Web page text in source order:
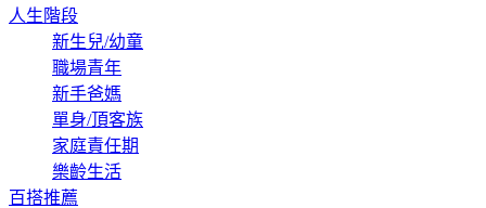
人生階段
新生兒/幼童
職場青年
新手爸媽
單身/頂客族
家庭責任期
樂齡生活
百搭推薦